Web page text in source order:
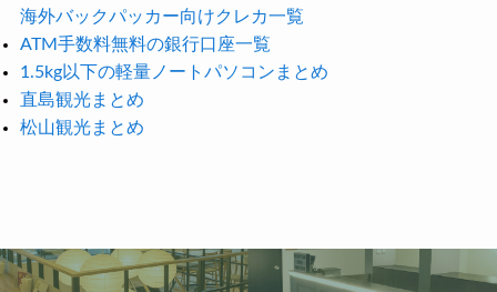
海外バックパッカー向けクレカ一覧
ATM手数料無料の銀行口座一覧
1.5kg以下の軽量ノートパソコンまとめ
直島観光まとめ
松山観光まとめ